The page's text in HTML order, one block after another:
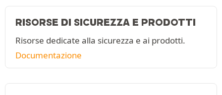
RISORSE DI SICUREZZA E PRODOTTI
Risorse dedicate alla sicurezza e ai prodotti.
Documentazione